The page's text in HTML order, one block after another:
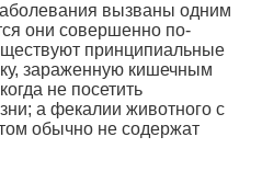
вызваны одним
они совершенно по-
принципиальные
зараженную кишечным
не посетить
а фекалии животного с
обычно не содержат